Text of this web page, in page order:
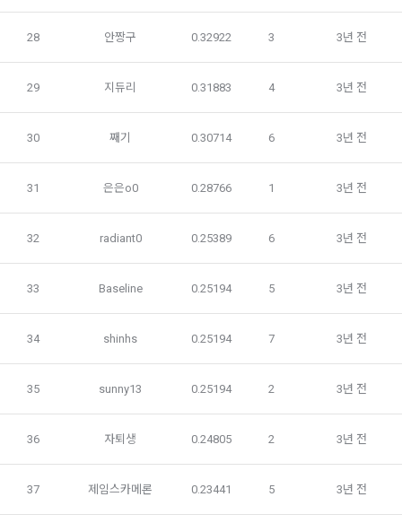
닫기확인
제 4 조 (약관의 해석)
1. 이 약관에서 규정하지 않은 사항에 관해서는 약관의규제등에
관한법률, 전기통신기본법, 전기통신사업법, 정보통신망이용촉
비자기본법 등의 관계법령에 따른다.
2. "회원"이 "회사"와 개별 계약을 체결하여 서비스를 이용하는
경우에는 개별 계약이 우선한다.
제 5 조 (이용계약의 성립)
의 안내를 "회원"에게 통지함으로써 이용계약이 성립된다.
2. “회사”는 "회사"의 ‘데이콘 인재풀 등록’ 서비스를 이용하고자
하는 자가 본 약관과 개인정보취급방침을 읽고 이에 대하여 "동
증에 필요한 이름, 생년월일, 연락처 등을 제공하여야 한다.
4. 페이스북 등 외부서비스와의 연동을 통해 이용계약을 신청할
경우, 본 약관과 개인정보취급방침, 서비스 제공을 위해 “회
대회 코드 링크1개, 구직 의향, 희망근무지역
선택 항목: 프로젝트 또는 대회 코드 링크(추가분), 기타 수상 경
력, 개인 운영 사이트 링크(GitHub, Linkedin 등) ,영상, ppt
3) 모바일 서비스 이용 시 수집되는 항목
모바일 서비스의 특성상 단말기 모델 정보가 수집될 수 있으나,
이는 개인을 식별할 수 없는 형태입니다.
필수항목: 본인 계좌정보(은행, 계좌번호), 주민등록번호(근거 :
소득세법)
IP Address, 쿠키, 방문일시, 서비스 이용 기록, 불량 이용 기록,
28 안짱구 0.32922 3 3년 전
29 지듀리 0.31883 4 3년 전
30 째기 0.30714 6 3년 전
31 은은o0 0.28766 1 3년 전
32 radiant0 0.25389 6 3년 전
33 Baseline 0.25194 5 3년 전
34 shinhs 0.25194 7 3년 전
35 sunny13 0.25194 2 3년 전
36 자퇴생 0.24805 2 3년 전
37 제임스카메론 0.23441 5 3년 전